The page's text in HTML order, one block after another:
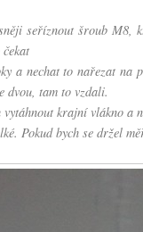
seříznout šroub M8,
a nechat to nařezat
dvou, tam to vzdali.
krajní vlákno
Pokud bych se držel